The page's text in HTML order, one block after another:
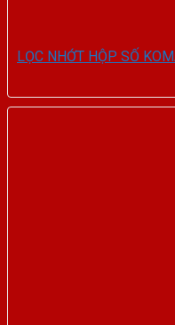
LỌC NHỚT HỘP SỐ